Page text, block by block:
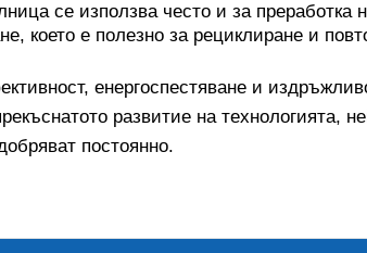
се използва често и за преработка
което е полезно за рециклиране и
енергоспестяване и
развитие на технологията,
постоянно.